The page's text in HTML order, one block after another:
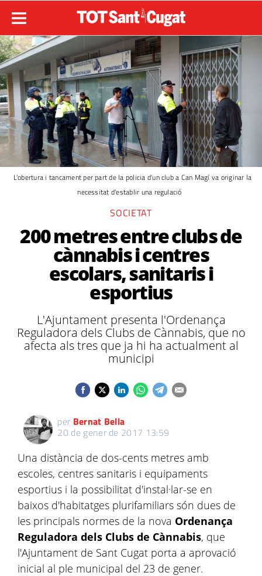
L'obertura i tancament per part de la policia d'un club a Can Magí va originar la
necessitat d'establir una regulació
SOCIETAT
200 metres entre clubs de
cànnabis i centres
escolars, sanitaris i
esportius
L'Ajuntament presenta l'Ordenança
Reguladora dels Clubs de Cànnabis, que no
afecta als tres que ja hi ha actualment al
municipi
per Bernat Bella
20 de gener de 2017 13:59
Una distància de dos-cents metres amb
escoles, centres sanitaris i equipaments
esportius i la possibilitat d'instal·lar-se en
baixos d'habitatges plurifamiliars són dues de
les principals normes de la nova Ordenança
Reguladora dels Clubs de Cànnabis, que
l'Ajuntament de Sant Cugat porta a aprovació
inicial al ple municipal del 23 de gener.